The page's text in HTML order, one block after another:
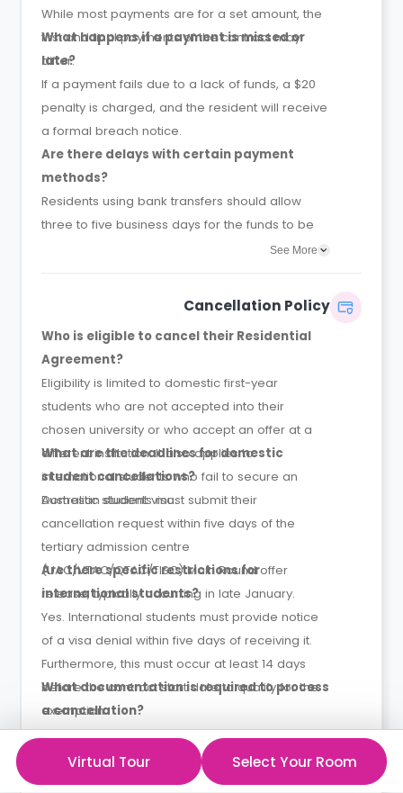
While most payments are for a set amount, the
first and final payments of the contract may
differ.
What happens if a payment is missed or
late?
If a payment fails due to a lack of funds, a $20
penalty is charged, and the resident will receive
a formal breach notice.
Are there delays with certain payment
methods?
Residents using bank transfers should allow
three to five business days for the funds to be
reconciled and reflected in their accountSee More
Cancellation Policy
Who is eligible to cancel their Residential
Agreement?
Eligibility is limited to domestic first-year
students who are not accepted into their
chosen university or who accept an offer at a
different institution. It also applies to
international students who fail to secure an
Australian student visa.
What are the deadlines for domestic
student cancellations?
Domestic students must submit their
cancellation request within five days of the
tertiary admission centre
(UAC/VTAC/QTAC/TISC) Main Round offer
release, typically occurring in late January.
Are there specific restrictions for
international students?
Yes. International students must provide notice
of a visa denial within five days of receiving it.
Furthermore, this must occur at least 14 days
before the contract start date to qualify for the
exemption.
What documentation is required to process
a cancellation?
The resident must provide written notice via
email along with official evidence, such as a
letter of rejection from the university or
Select Your Room
Virtual Tour